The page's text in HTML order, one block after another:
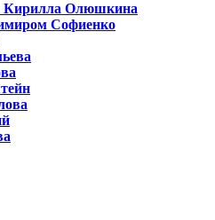
Кирилла Олюшкина
Софиенко